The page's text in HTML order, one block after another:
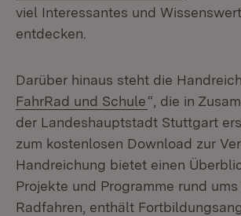
viel Interessantes und
entdecken.
Darüber hinaus steht die
FahrRad und Schule(Öffnet in
“, die in
der Landeshauptstadt Stuttgart
zum kostenlosen Download zur
Handreichung bietet einen
Projekte und Programme rund ums
Radfahren, enthält